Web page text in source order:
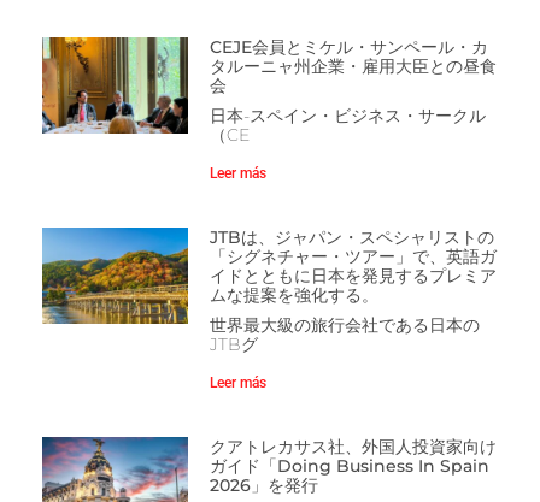
CEJE会員とミケル・サンペール・カ
タルーニャ州企業・雇用大臣との昼食
会
日本-スペイン・ビジネス・サークル
（CE
Leer más
JTBは、ジャパン・スペシャリストの
「シグネチャー・ツアー」で、英語ガ
イドとともに日本を発見するプレミア
ムな提案を強化する。
世界最大級の旅行会社である日本の
JTBグ
Leer más
クアトレカサス社、外国人投資家向け
ガイド「Doing Business In Spain
2026」を発行